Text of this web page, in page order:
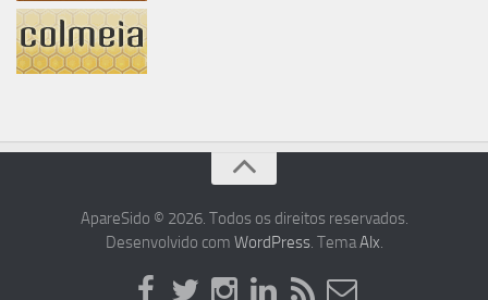
ApareSido © 2026. Todos os direitos reservados.
Desenvolvido com WordPress. TemaAlx.